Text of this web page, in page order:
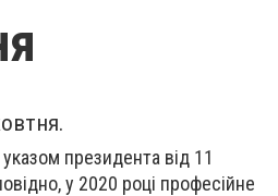
президента від 11
у 2020 році професійне